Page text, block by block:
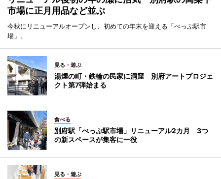
市場に正月用品など並ぶ
今秋にリニューアルオープンし、初めての年末を迎える「べっぷ駅市
場」。
見る・遊ぶ
湯煙の町・鉄輪の民家に洞窟 別府アートプロジェ
クト第7弾始まる
食べる
別府駅「べっぷ駅市場」リニューアル2カ月 3つ
の新スペースが集客に一役
見る・遊ぶ